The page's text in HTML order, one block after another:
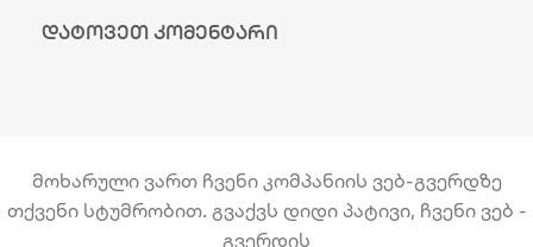
დატოვეთ კომენტარი
მოხარული ვართ ჩვენი კომპანიის ვებ-გვერდზე
თქვენი სტუმრობით. გვაქვს დიდი პატივი, ჩვენი ვებ -
გვერდის